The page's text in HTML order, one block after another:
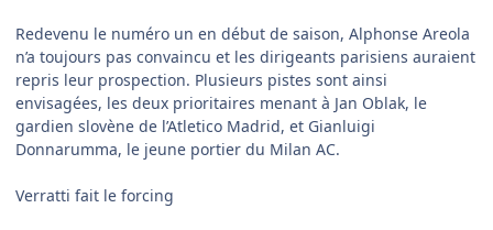
Redevenu le numéro un en début de saison, Alphonse Areola
n’a toujours pas convaincu et les dirigeants parisiens auraient
repris leur prospection. Plusieurs pistes sont ainsi
envisagées, les deux prioritaires menant à Jan Oblak, le
gardien slovène de l’Atletico Madrid, et Gianluigi
Donnarumma, le jeune portier du Milan AC.
Verratti fait le forcing